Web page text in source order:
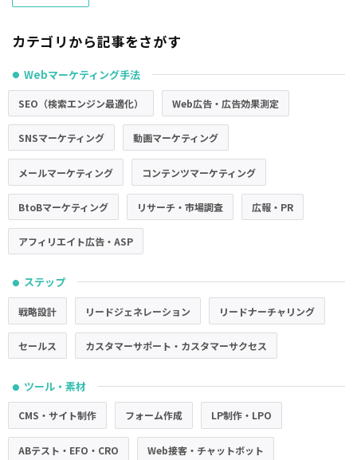
カテゴリから記事をさがす
● Webマーケティング手法
SEO（検索エンジン最適化） Web広告・広告効果測定
SNSマーケティング 動画マーケティング
メールマーケティング コンテンツマーケティング
BtoBマーケティング リサーチ・市場調査 広報・PR
アフィリエイト広告・ASP
● ステップ
戦略設計 リードジェネレーション リードナーチャリング
セールス カスタマーサポート・カスタマーサクセス
● ツール・素材
CMS・サイト制作 フォーム作成 LP制作・LPO
ABテスト・EFO・CRO Web接客・チャットボット